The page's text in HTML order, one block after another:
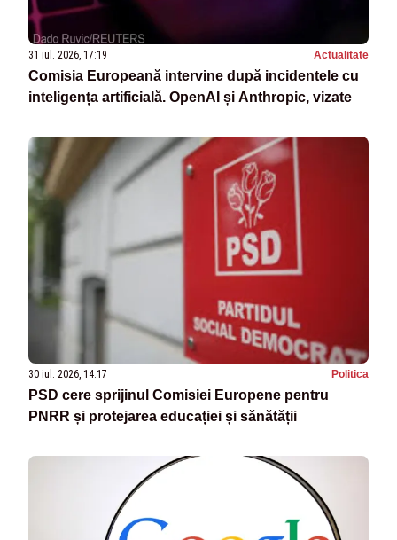
31 iul. 2026, 17:19 Actualitate
Comisia Europeană intervine după incidentele cu
inteligența artificială. OpenAI și Anthropic, vizate
30 iul. 2026, 14:17 Politica
PSD cere sprijinul Comisiei Europene pentru
PNRR și protejarea educației și sănătății